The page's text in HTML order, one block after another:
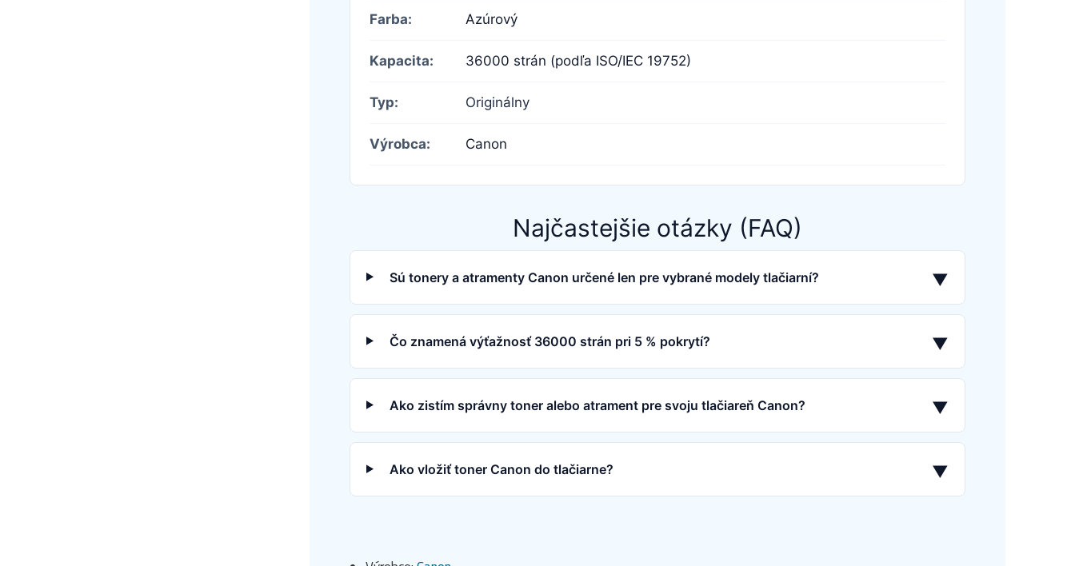
Farba: Azúrový
Kapacita: 36000 strán (podľa ISO/IEC 19752)
Typ: Originálny
Výrobca: Canon
Najčastejšie otázky (FAQ)
Sú tonery a atramenty Canon určené len pre vybrané modely tlačiarní? ▼
Čo znamená výťažnosť 36000 strán pri 5 % pokrytí? ▼
Ako zistím správny toner alebo atrament pre svoju tlačiareň Canon? ▼
Ako vložiť toner Canon do tlačiarne? ▼